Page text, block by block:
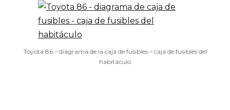
Toyota 86 – diagrama de la caja de fusibles – caja de fusibles del
habitáculo